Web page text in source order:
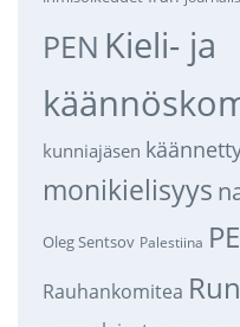
PEN Kieli- ja
kunniajäsen
monikielisyys
Oleg Sentsov Palestiina
Rauhankomitea